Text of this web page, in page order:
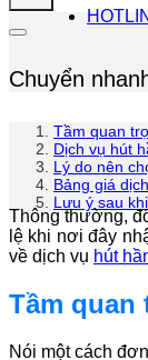
Chuyển
Tầm quan
Dịch vụ hút
Lý do nên
Bảng giá
Lưu ý sau
Thông thường,
lệ khi nơi đây
về dịch vụ hút
Tầm quan
Nói một cách